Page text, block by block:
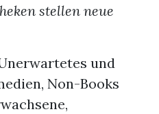
stellen neue
und
Non-Books